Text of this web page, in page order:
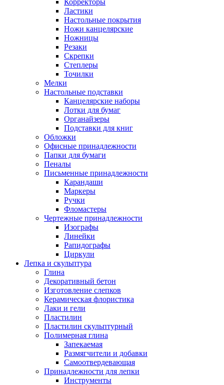
Корректоры
Ластики
Настольные покрытия
Ножи канцелярские
Ножницы
Резаки
Скрепки
Степлеры
Точилки
Мелки
Настольные подставки
Канцелярские наборы
Лотки для бумаг
Органайзеры
Подставки для книг
Обложки
Офисные принадлежности
Папки для бумаги
Пеналы
Письменные принадлежности
Карандаши
Маркеры
Ручки
Фломастеры
Чертежные принадлежности
Изографы
Линейки
Рапидографы
Циркули
Лепка и скульптура
Глина
Декоративный бетон
Изготовление слепков
Керамическая флористика
Лаки и гели
Пластилин
Пластилин скульптурный
Полимерная глина
Запекаемая
Размягчители и добавки
Самоотвердевающая
Принадлежности для лепки
Инструменты